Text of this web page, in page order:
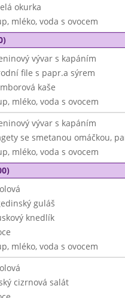
okurka
mléko, voda s ovocem
vývar s kapáním
file s papr.a sýrem
kaše
mléko, voda s ovocem
vývar s kapáním
se smetanou omáčkou,
mléko, voda s ovocem
guláš
knedlík
mléko, voda s ovocem
cizrnová salát